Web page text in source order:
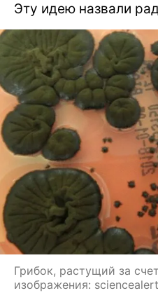
Эту идею назвали
Грибок, растущий за
изображения: